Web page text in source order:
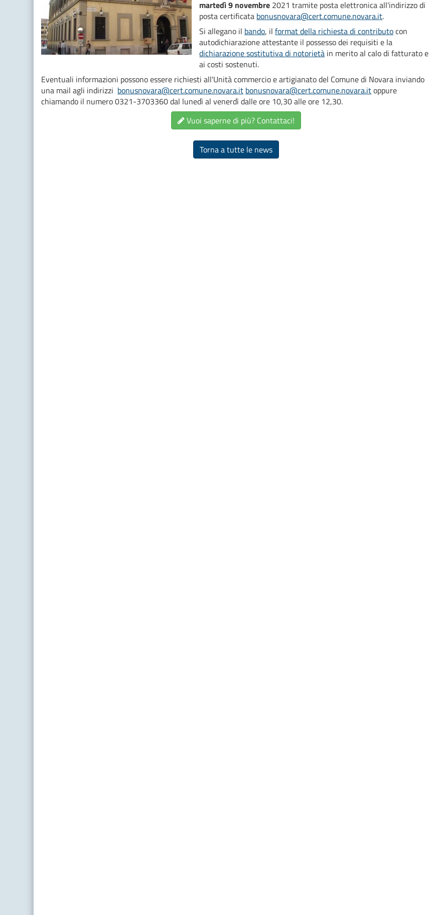
martedì 9 novembre 2021 tramite posta elettronica all'indirizzo di
posta certificata bonusnovara@cert.comune.novara.it.
Si allegano il bando, ilformat della richiesta di contributocon
autodichiarazione attestante il possesso dei requisiti e la
dichiarazione sostitutiva di notorietà in merito al calo di fatturato e
ai costi sostenuti.
Eventuali informazioni possono essere richiesti all'Unità commercio e artigianato del Comune di Novara inviando
una mail agli indirizzi bonusnovara@cert.comune.novara.it bonusnovara@cert.comune.novara.itoppure
chiamando il numero 0321-3703360 dal lunedì al venerdì dalle ore 10,30 alle ore 12,30.
Vuoi saperne di più? Contattaci!
Torna a tutte le news